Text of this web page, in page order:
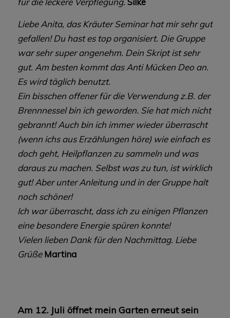
Liebe Anita, das Kräuter Seminar hat mir sehr gut
gefallen! Du hast es top organisiert. Die Gruppe
war sehr super angenehm. Dein Skript ist sehr
gut. Am besten kommt das Anti Mücken Deo an.
Es wird täglich benutzt.
Ein bisschen offener für die Verwendung z.B. der
Brennnessel bin ich geworden. Sie hat mich nicht
gebrannt! Auch bin ich immer wieder überrascht
(wenn ichs aus Erzählungen höre) wie einfach es
doch geht, Heilpflanzen zu sammeln und was
daraus zu machen. Selbst was zu tun, ist wirklich
gut! Aber unter Anleitung und in der Gruppe halt
noch schöner!
Ich war überrascht, dass ich zu einigen Pflanzen
eine besondere Energie spüren konnte!
Vielen lieben Dank für den Nachmittag. Liebe
Grüße Martina
Am 12. Juli öffnet mein Garten erneut sein